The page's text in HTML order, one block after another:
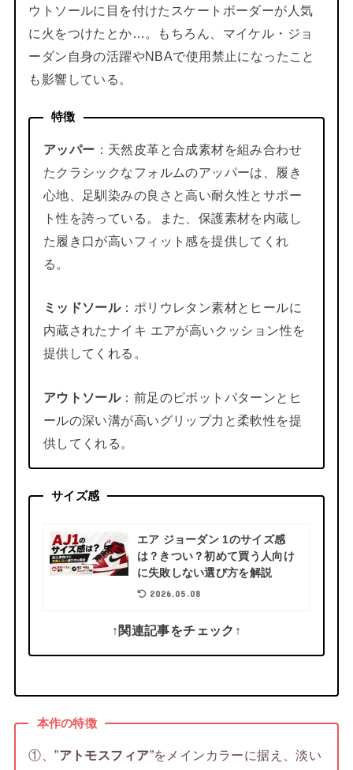
ウトソールに目を付けたスケートボーダーが人気
に火をつけたとか…。もちろん、マイケル・ジョ
ーダン自身の活躍やNBAで使用禁止になったこと
も影響している。
特徴
アッパー ：天然皮革と合成素材を組み合わせ
たクラシックなフォルムのアッパーは、履き
心地、足馴染みの良さと高い耐久性とサポー
ト性を誇っている。また、保護素材を内蔵し
た履き口が高いフィット感を提供してくれ
る。
ミッドソール：ポリウレタン素材とヒールに
内蔵されたナイキ エアが高いクッション性を
提供してくれる。
アウトソール：前足のピボットパターンとヒ
ールの深い溝が高いグリップ力と柔軟性を提
供してくれる。
サイズ感
エア ジョーダン 1のサイズ感
は？きつい？初めて買う人向け
に失敗しない選び方を解説
2026.05.08
↑関連記事をチェック↑
本作の特徴
①、”アトモスフィア”をメインカラーに据え、淡い